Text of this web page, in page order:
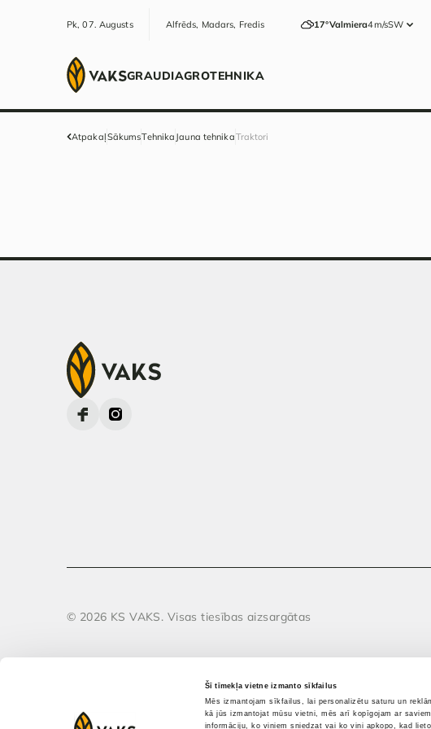
Šī tīmekļa vietne izmanto sīkfailus
Mēs izmantojam sīkfailus, lai personalizētu saturu un
kā jūs izmantojat mūsu vietni, mēs arī kopīgojam ar
informāciju, ko viņiem sniedzat vai ko viņi apkopo, kad
Pk, 07. Augusts Alfrēds, Madars, Fredis 17°Valmiera4m/sSW
GRAUDIAGROTEHNIKA
AtpakaļSākumsTehnika Jauna tehnikaTraktori
© 2026 KS VAKS. Visas tiesības aizsargātas